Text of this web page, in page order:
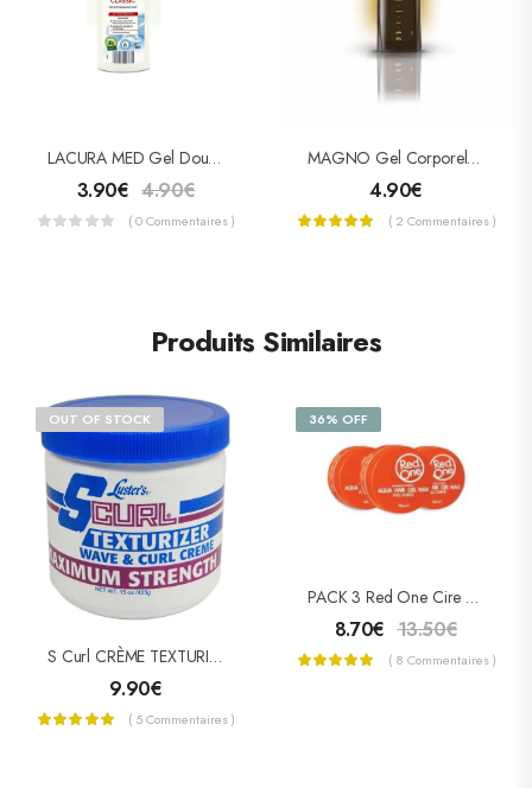
LACURA MED Gel Douche Classic 500ml
3.90€ 4.90€
( 0 Commentaires )
MAGNO Gel Corporel Pour Douche 550 Ml
4.90€
( 2 Commentaires )
Produits Similaires
OUT OF STOCK
S Curl CRÈME TEXTURIZER WAVE & CURL MAXIMUM STRENGHT
9.90€
( 5 Commentaires )
36% OFF
PACK 3 Red One Cire Capillaire Orange
8.70€ 13.50€
( 8 Commentaires )